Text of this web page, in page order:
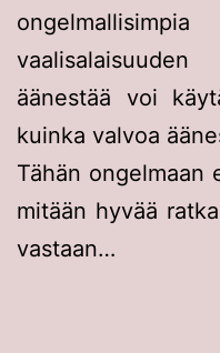
äänestää voi
kuinka valvoa
Tähän ongelmaan
mitään hyvää
vastaan…